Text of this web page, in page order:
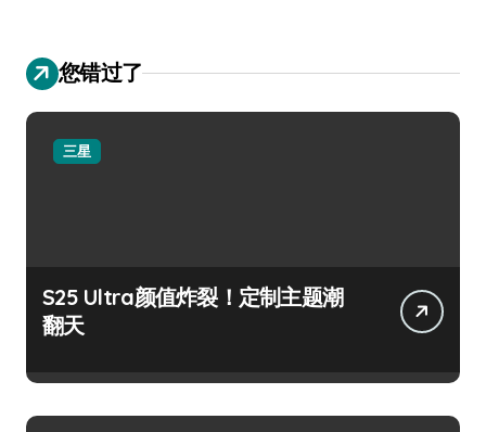
您错过了
三星
S25 Ultra颜值炸裂！定制主题潮
翻天